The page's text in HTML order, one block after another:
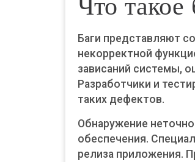
Баги представляют
некорректной
зависаний системы,
Разработчики и
таких дефектов.
Обнаружение
обеспечения.
релиза приложения.